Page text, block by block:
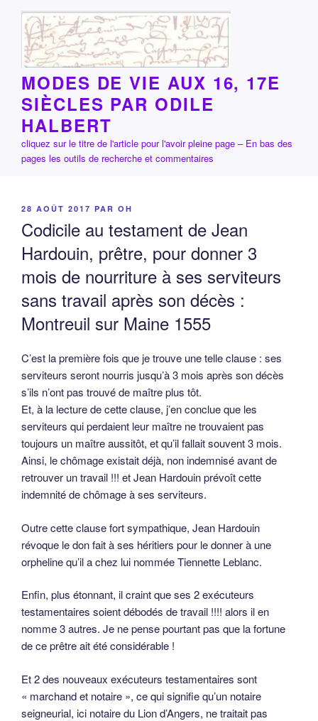
contenu
principal
MODES DE VIE AUX 16, 17E
SIÈCLES PAR ODILE
HALBERT
cliquez sur le titre de l'article pour l'avoir pleine page – En bas des
pages les outils de recherche et commentaires
PUBLIÉ
28 AOÛT 2017 PAR OH
Codicile au testament de Jean
Hardouin, prêtre, pour donner 3
mois de nourriture à ses serviteurs
sans travail après son décès :
Montreuil sur Maine 1555
C’est la première fois que je trouve une telle clause : ses
serviteurs seront nourris jusqu’à 3 mois après son décès
s’ils n’ont pas trouvé de maître plus tôt.
Et, à la lecture de cette clause, j’en conclue que les
serviteurs qui perdaient leur maître ne trouvaient pas
toujours un maître aussitôt, et qu’il fallait souvent 3 mois.
Ainsi, le chômage existait déjà, non indemnisé avant de
retrouver un travail !!! et Jean Hardouin prévoît cette
indemnité de chômage à ses serviteurs.
Outre cette clause fort sympathique, Jean Hardouin
révoque le don fait à ses héritiers pour le donner à une
orpheline qu’il a chez lui nommée Tiennette Leblanc.
Enfin, plus étonnant, il craint que ses 2 exécuteurs
testamentaires soient débodés de travail !!!! alors il en
nomme 3 autres. Je ne pense pourtant pas que la fortune
de ce prêtre ait été considérable !
Et 2 des nouveaux exécuteurs testamentaires sont
« marchand et notaire », ce qui signifie qu’un notaire
seigneurial, ici notaire du Lion d’Angers, ne traitait pas